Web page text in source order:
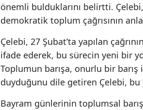
önemli bulduklarını belirtti.
demokratik toplum çağrısının
Çelebi, 27 Şubat’ta yapılan
ifade ederek, bu sürecin yeni bir
Toplumun barışa, onurlu bir
duyduğunu dile getiren Çelebi,
Bayram günlerinin toplumsal